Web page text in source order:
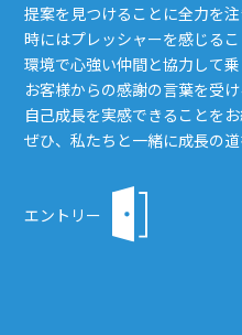
提案を見つけることに全力を注
時にはプレッシャーを感じる
環境で心強い仲間と協力して乗
お客様からの感謝の言葉を受
自己成長を実感できることをお
ぜひ、私たちと一緒に成長の
エントリー